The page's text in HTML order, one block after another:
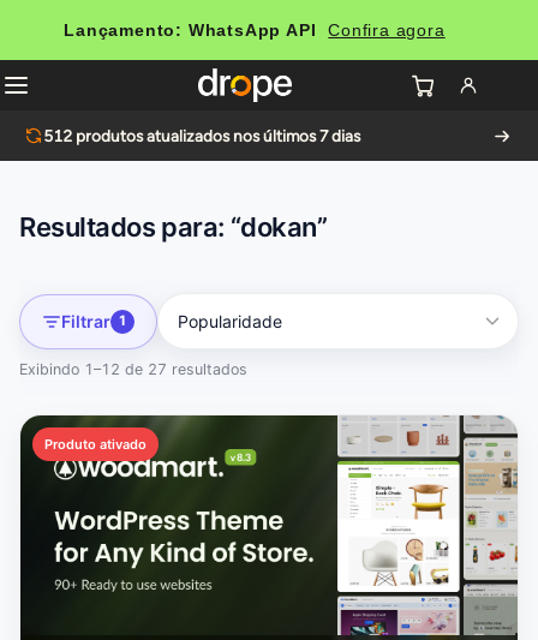
Lançamento: WhatsApp API Confira agora
512 produtos atualizados nos últimos 7 dias
Resultados para: “dokan”
Filtrar 1
Exibindo 1–12 de 27 resultados
Produto ativado